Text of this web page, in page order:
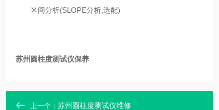
区间分析(SLOPE分析,选配)
苏州圆柱度测试仪保养
上一个： 苏州圆柱度测试仪维修